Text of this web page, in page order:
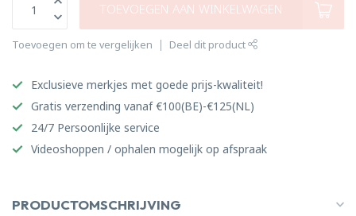
TOEVOEGEN AAN WINKELWAGEN
Toevoegen om te vergelijken Deel dit product
Exclusieve merkjes met goede prijs-kwaliteit!
Gratis verzending vanaf €100(BE)-€125(NL)
24/7 Persoonlijke service
Videoshoppen / ophalen mogelijk op afspraak
PRODUCTOMSCHRIJVING